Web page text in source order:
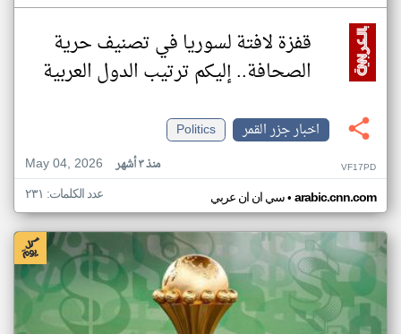
قفزة لافتة لسوريا في تصنيف حرية
الصحافة.. إليكم ترتيب الدول العربية
اخبار جزر القمر
Politics
May 04, 2026
منذ ٣ أشهر VF17PD
سي ان ان عربي• arabic.cnn.com عدد الكلمات: ٢٣١